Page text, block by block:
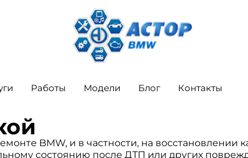
Работы Модели Блог Контакты
BMW, и в частности, на восстановлении
состоянию после ДТП или других